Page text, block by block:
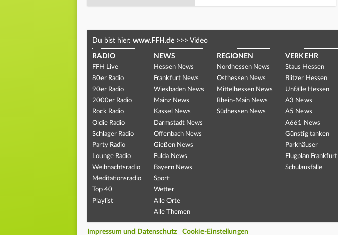
Du bist hier: www.FFH.de >>> Video
RADIO
FFH Live
80er Radio
90er Radio
2000er Radio
Rock Radio
Oldie Radio
Schlager Radio
Party Radio
Lounge Radio
Weihnachtsradio
Meditationsradio
Top 40
Playlist
NEWS
Hessen News
Frankfurt News
Wiesbaden News
Mainz News
Kassel News
Darmstadt News
Offenbach News
Gießen News
Fulda News
Bayern News
Sport
Wetter
Alle Orte
Alle Themen
REGIONEN
Nordhessen News
Osthessen News
Mittelhessen News
Rhein-Main News
Südhessen News
VERKEHR
Staus Hessen
Blitzer Hessen
Unfälle Hessen
A3 News
A5 News
A661 News
Günstig tanken
Parkhäuser
Flugplan Frankfurt
Schulausfälle
Impressum und Datenschutz Cookie-Einstellungen